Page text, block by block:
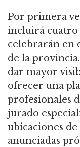
Por primera
incluirá cuatro
celebrarán en
de la
dar mayor
ofrecer una
profesionales
jurado
ubicaciones de
anunciadas